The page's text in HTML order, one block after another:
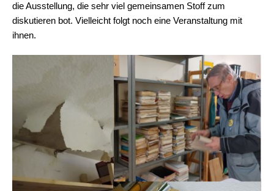
die Ausstellung, die sehr viel gemeinsamen Stoff zum
diskutieren bot. Vielleicht folgt noch eine Veranstaltung mit
ihnen.